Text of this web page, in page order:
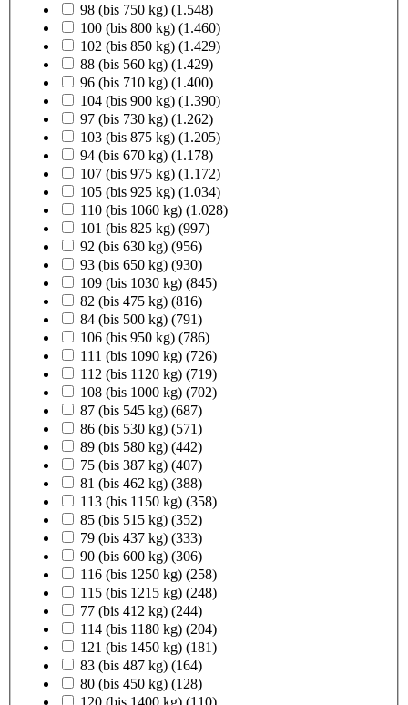
98 (bis 750 kg) (1.548)
100 (bis 800 kg) (1.460)
102 (bis 850 kg) (1.429)
88 (bis 560 kg) (1.429)
96 (bis 710 kg) (1.400)
104 (bis 900 kg) (1.390)
97 (bis 730 kg) (1.262)
103 (bis 875 kg) (1.205)
94 (bis 670 kg) (1.178)
107 (bis 975 kg) (1.172)
105 (bis 925 kg) (1.034)
110 (bis 1060 kg) (1.028)
101 (bis 825 kg) (997)
92 (bis 630 kg) (956)
93 (bis 650 kg) (930)
109 (bis 1030 kg) (845)
82 (bis 475 kg) (816)
84 (bis 500 kg) (791)
106 (bis 950 kg) (786)
111 (bis 1090 kg) (726)
112 (bis 1120 kg) (719)
108 (bis 1000 kg) (702)
87 (bis 545 kg) (687)
86 (bis 530 kg) (571)
89 (bis 580 kg) (442)
75 (bis 387 kg) (407)
81 (bis 462 kg) (388)
113 (bis 1150 kg) (358)
85 (bis 515 kg) (352)
79 (bis 437 kg) (333)
90 (bis 600 kg) (306)
116 (bis 1250 kg) (258)
115 (bis 1215 kg) (248)
77 (bis 412 kg) (244)
114 (bis 1180 kg) (204)
121 (bis 1450 kg) (181)
83 (bis 487 kg) (164)
80 (bis 450 kg) (128)
120 (bis 1400 kg) (110)